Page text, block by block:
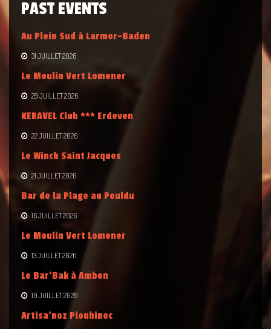
PAST EVENTS
Au Plein Sud à Larmor-Baden
31 JUILLET 2026
Le Moulin Vert Lomener
29 JUILLET 2026
KERAVEL Club *** Erdeven
22 JUILLET 2026
Le Winch Saint Jacques
21 JUILLET 2026
Bar de la Plage au Pouldu
16 JUILLET 2026
Le Moulin Vert Lomener
13 JUILLET 2026
Le Bar’Bak à Ambon
10 JUILLET 2026
Artisa’noz Plouhinec